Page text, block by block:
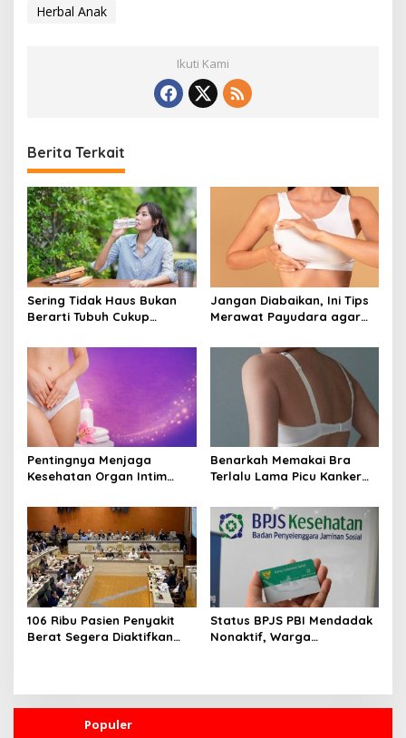
Herbal Anak
Ikuti Kami
Berita Terkait
Sering Tidak Haus Bukan
Berarti Tubuh Cukup
Dehidrasi Ringan
Jangan Diabaikan, Ini Tips
Merawat Payudara agar
dari Risiko Penyakit
Pentingnya Menjaga
Kesehatan Organ Intim
Perawatan Agar Tetap
Bersih
Benarkah Memakai Bra
Terlalu Lama Picu Kanker
Medis dan Fakta Ilmiahnya
106 Ribu Pasien Penyakit
Berat Segera Diaktifkan
Status BPJS PBI Mendadak
Nonaktif, Warga
Populer